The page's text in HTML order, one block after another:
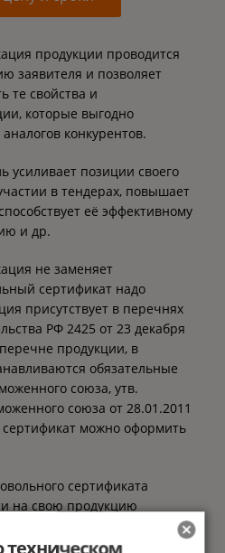
продукции проводится
заявителя и позволяет
те свойства и
которые выгодно
конкурентов.
усиливает позиции своего
в тендерах, повышает
её эффективному
и др.
не заменяет
сертификат надо
присутствует в перечнях
РФ 2425 от 23 декабря
продукции, в
обязательные
союза, утв.
союза от 28.01.2011
можно оформить
сертификата
на свою продукцию